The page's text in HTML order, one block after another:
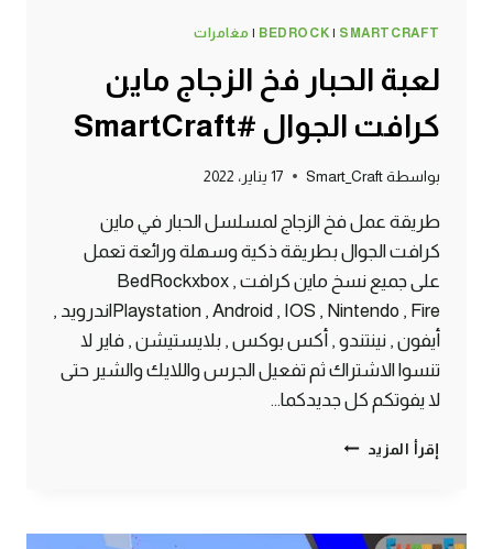
BEDROCK | SMARTCRAFT
| مغامرات
لعبة الحبار فخ الزجاج ماين
كرافت الجوال #SmartCraft
بواسطة Smart_Craft 17 يناير، 2022
طريقة عمل فخ الزجاج لمسلسل الحبار في ماين
كرافت الجوال بطريقة ذكية وسهلة ورائعة تعمل
على جميع نسخ ماين كرافت BedRockxbox ,
Playstation , Android , IOS , Nintendo , Fireاندرويد ,
أيفون , نينتندو , أكس بوكس , بلايستيشن , فاير لا
تنسوا الاشتراك ثم تفعيل الجرس واللايك والشير حتى
لا يفوتكم كل جديدكما…
إقرأ المزيد لعبة
ماين